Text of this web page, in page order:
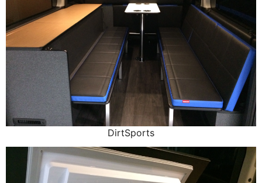
DirtSports